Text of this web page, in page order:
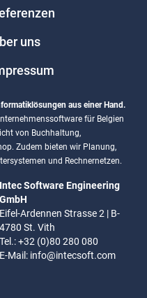
uns
aus einer Hand.
für Belgien
von Buchhaltung,
Zudem bieten wir Planung,
und Rechnernetzen.
Intec Software Engineering
GmbH
Eifel-Ardennen Strasse 2 | B-
4780 St. Vith
Tel.: +32 (0)80 280 080
E-Mail: info@intecsoft.com